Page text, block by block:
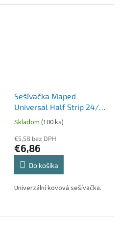
Sešívačka Maped
Universal Half Strip 24/6 -
na 20 nebo 25 listů, mix
barev, blistr
Skladom (100 ks)
€5,58 bez DPH
€6,86
Do košíka
Univerzální kovová sešívačka.